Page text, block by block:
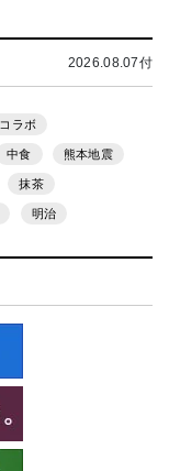
2026.08.07付
コラボ
中食 熊本地震
抹茶
明治